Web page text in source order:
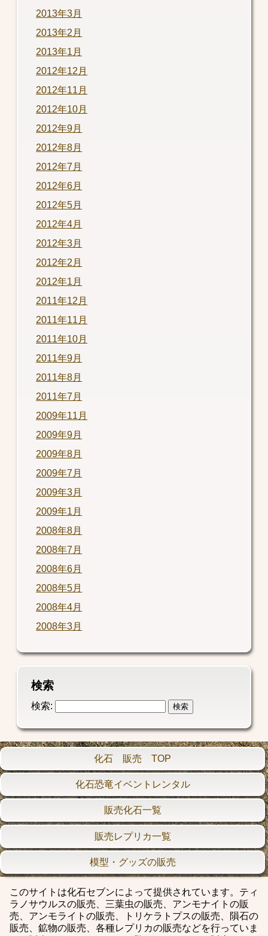
2013年3月
2013年2月
2013年1月
2012年12月
2012年11月
2012年10月
2012年9月
2012年8月
2012年7月
2012年6月
2012年5月
2012年4月
2012年3月
2012年2月
2012年1月
2011年12月
2011年11月
2011年10月
2011年9月
2011年8月
2011年7月
2009年11月
2009年9月
2009年8月
2009年7月
2009年3月
2009年1月
2008年8月
2008年7月
2008年6月
2008年5月
2008年4月
2008年3月
検索
検索:
化石 販売 TOP
化石恐竜イベントレンタル
販売化石一覧
販売レプリカ一覧
模型・グッズの販売
このサイトは化石セブンによって提供されています。ティ
ラノサウルスの販売、三葉虫の販売、アンモナイトの販
売、アンモライトの販売、トリケラトプスの販売、隕石の
販売、鉱物の販売、各種レプリカの販売などを行っていま